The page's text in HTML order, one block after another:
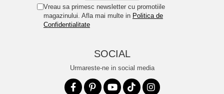
Vreau sa primesc newsletter cu promotiile
magazinului. Afla mai multe in Politica de
Confidentialitate
SOCIAL
Urmareste-ne in social media